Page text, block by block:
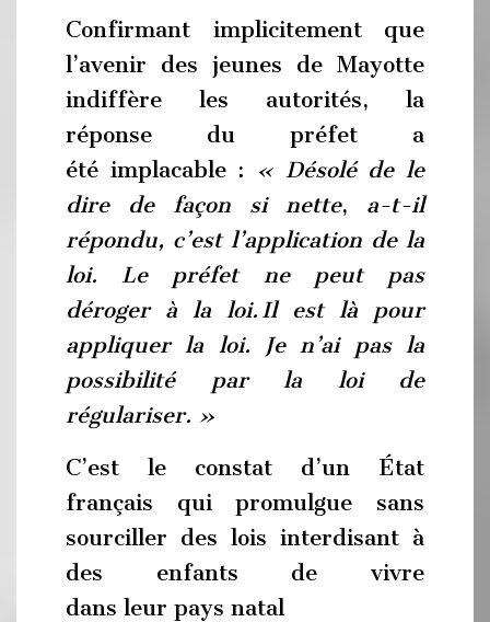
Confirmant implicitement que
l’avenir des jeunes de Mayotte
indiffère les autorités, la
réponse du préfet a
été implacable :
« Désolé de le
dire de façon si nette, a-t-il
répondu, c’est l’application de la
loi. Le préfet ne peut pas
déroger à la loi. Il est là pour
appliquer la loi. Je n’ai pas la
possibilité par la loi de
régulariser. »
C’est le constat d’un État
français qui promulgue sans
sourciller des lois interdisant à
des enfants de vivre
dans leur pays natal